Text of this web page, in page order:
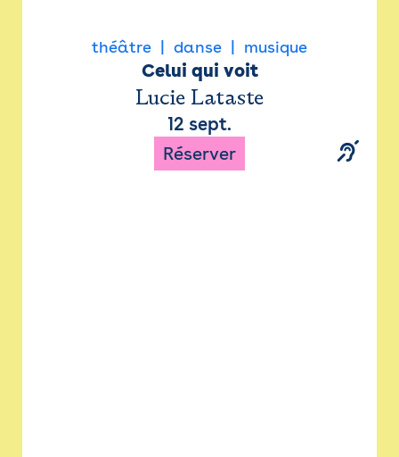
théâtre danse musique
Celui qui voit
Lucie Lataste
12 sept.
Réserver